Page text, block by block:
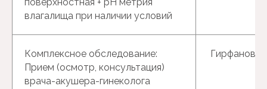
влагалища при наличии условий
Комплексное обследование:
Прием (осмотр, консультация)
врача-акушера-гинеколога
Гирфанова